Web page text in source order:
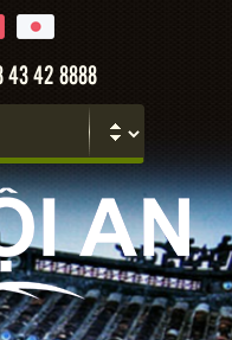
42 8888